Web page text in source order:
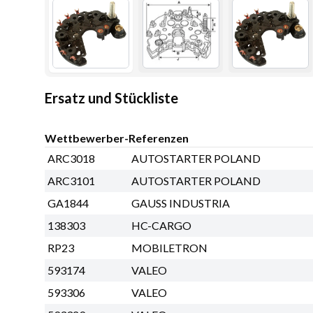
Ersatz und Stückliste
Wettbewerber-Referenzen
ARC3018
AUTOSTARTER POLAND
ARC3101
AUTOSTARTER POLAND
GA1844
GAUSS INDUSTRIA
138303
HC-CARGO
RP23
MOBILETRON
593174
VALEO
593306
VALEO